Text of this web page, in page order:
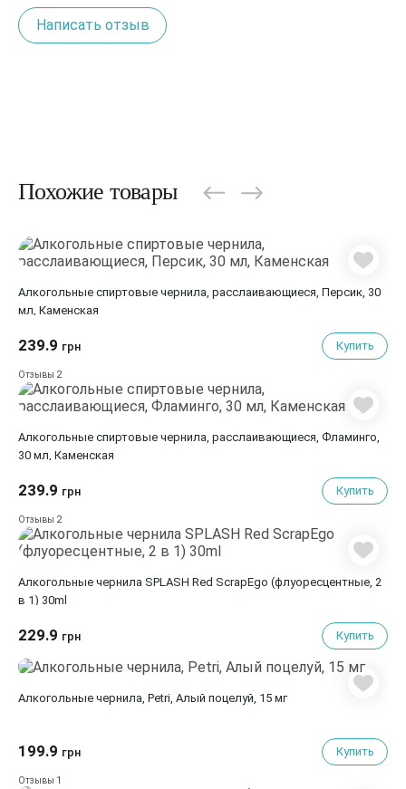
Написать отзыв
Похожие товары
Алкогольные спиртовые чернила, расслаивающиеся, Персик, 30
мл, Каменская
239.9 грн Купить
Отзывы 2
Алкогольные спиртовые чернила, расслаивающиеся, Фламинго,
30 мл, Каменская
239.9 грн Купить
Отзывы 2
Алкогольные чернилa SPLASH Red ScrapEgo (флуоресцентные, 2
в 1) 30ml
229.9 грн Купить
Алкогольные чернила, Petri, Алый поцелуй, 15 мг
199.9 грн Купить
Отзывы 1